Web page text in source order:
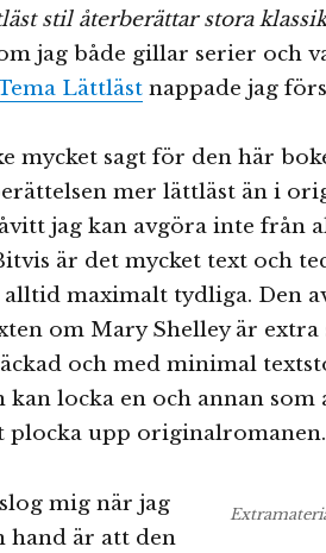
stil återberättar stora
jag både gillar serier och
Lättlästnappade jag
mycket sagt för den här
mer lättläst än i
jag kan avgöra inte från
är det mycket text och
alltid maximalt tydliga. Den
om Mary Shelley är extra
och med minimal
kan locka en och annan
plocka upp originalromanen.
mig när jag
hand är att den